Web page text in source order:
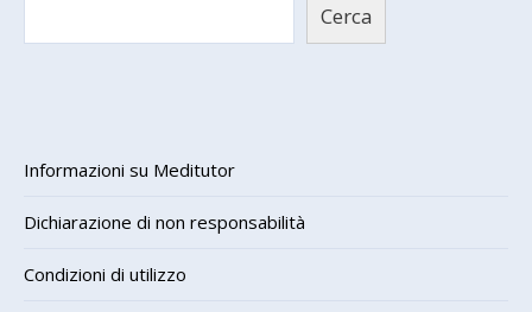
Cerca
Informazioni su Meditutor
Dichiarazione di non responsabilità
Condizioni di utilizzo